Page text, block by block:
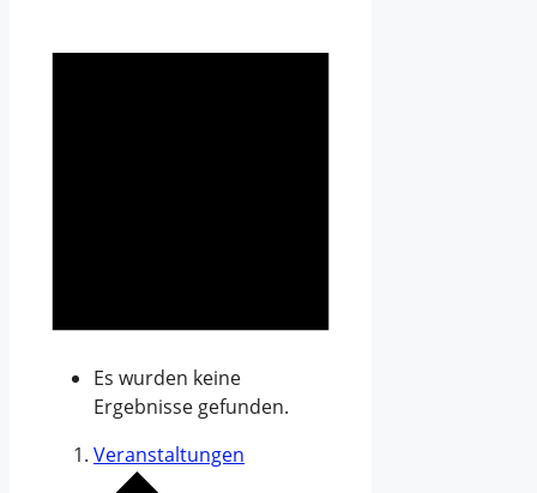
Es wurden keine
Ergebnisse gefunden.
Veranstaltungen